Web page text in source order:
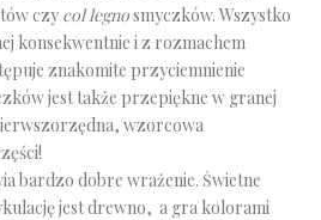
czy col legnosmyczków. Wszystko
konsekwentnie i z rozmachem
znakomite przyciemnienie
jest także przepiękne w granej
wzorcowa
bardzo dobre wrażenie. Świetne
jest drewno, a gra kolorami